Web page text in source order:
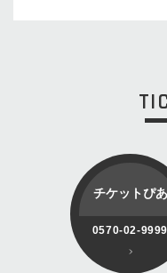
チケットぴあ
0570-02-9999